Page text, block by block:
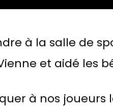
à la salle de
et aidé les
à nos